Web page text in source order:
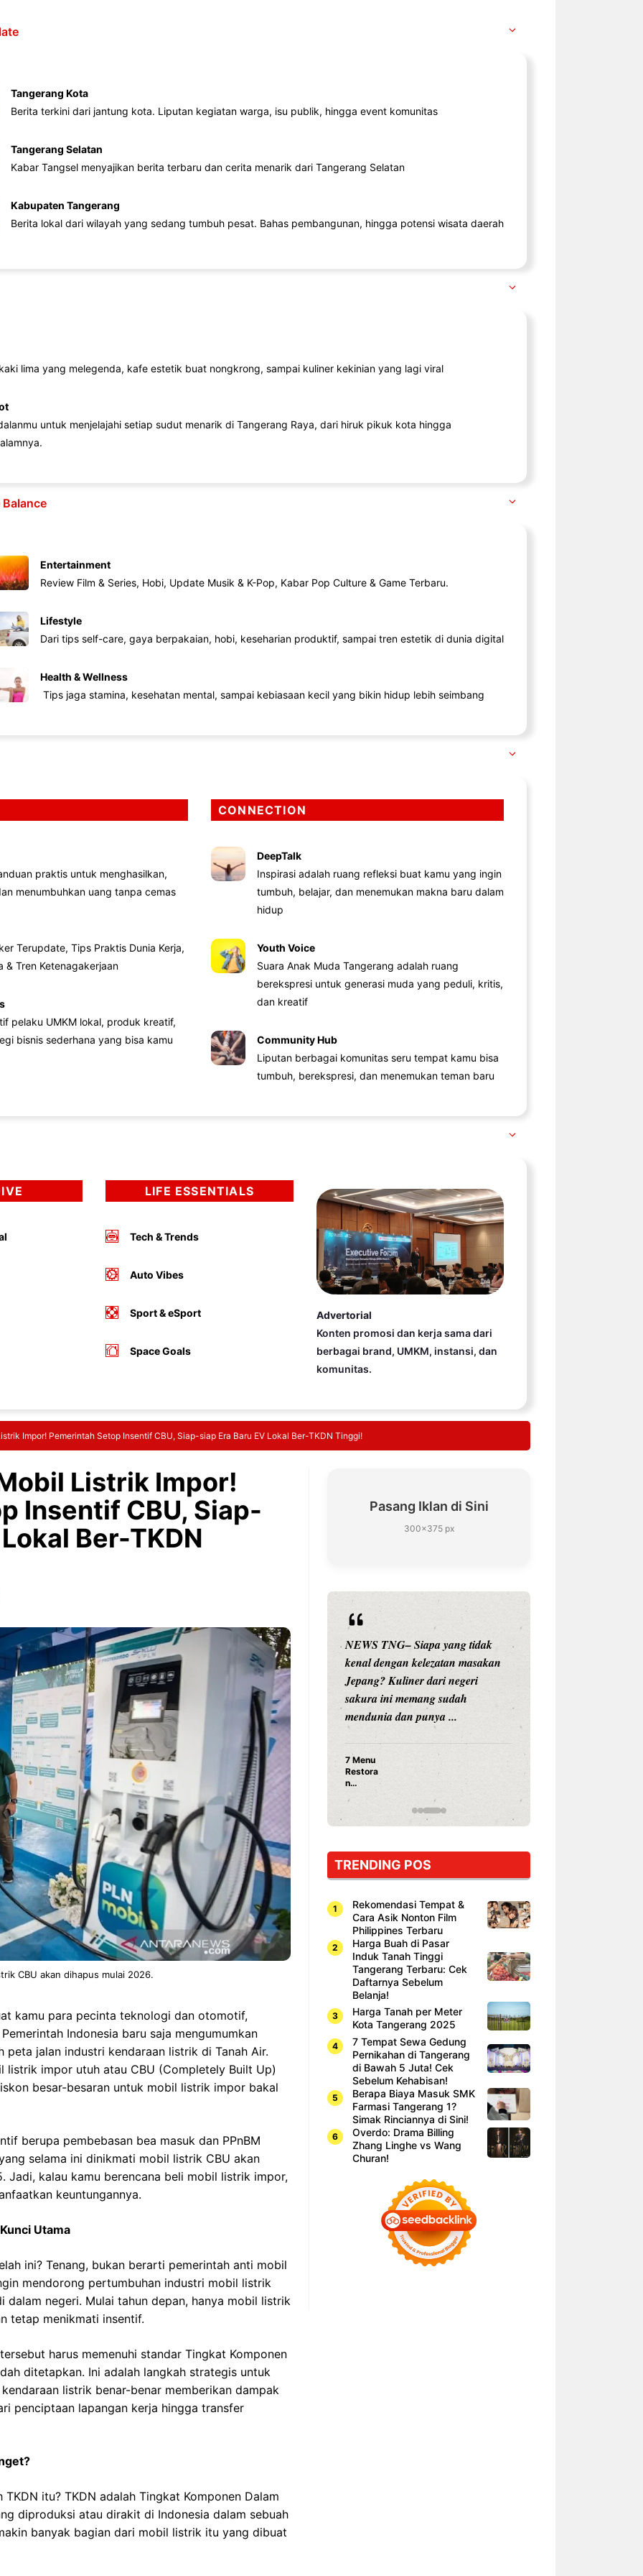
Tangerang Kota
Berita terkini dari jantung kota. Liputan kegiatan warga, isu publik, hingga event komunitas
Tangerang Selatan
Kabar Tangsel menyajikan berita terbaru dan cerita menarik dari Tangerang Selatan
Kabupaten Tangerang
Berita lokal dari wilayah yang sedang tumbuh pesat. Bahas pembangunan, hingga potensi wisata daerah
lima yang melegenda, kafe estetik buat nongkrong, sampai kuliner kekinian yang lagi viral
untuk menjelajahi setiap sudut menarik di Tangerang Raya, dari hiruk pikuk kota hingga
Balance
Entertainment
Review Film & Series, Hobi, Update Musik & K-Pop, Kabar Pop Culture & Game Terbaru.
Lifestyle
Dari tips self-care, gaya berpakaian, hobi, keseharian produktif, sampai tren estetik di dunia digital
Health & Wellness
Tips jaga stamina, kesehatan mental, sampai kebiasaan kecil yang bikin hidup lebih seimbang
praktis untuk menghasilkan,
menumbuhkan uang tanpa cemas
Terupdate, Tips Praktis Dunia Kerja,
& Tren Ketenagakerjaan
pelaku UMKM lokal, produk kreatif,
bisnis sederhana yang bisa kamu
CONNECTION
DeepTalk
Inspirasi adalah ruang refleksi buat kamu yang ingin
tumbuh, belajar, dan menemukan makna baru dalam
hidup
Youth Voice
Suara Anak Muda Tangerang adalah ruang
berekspresi untuk generasi muda yang peduli, kritis,
dan kreatif
Community Hub
Liputan berbagai komunitas seru tempat kamu bisa
tumbuh, berekspresi, dan menemukan teman baru
LIFE ESSENTIALS
Tech & Trends
Auto Vibes
Sport & eSport
Space Goals
Advertorial
Konten promosi dan kerja sama dari
berbagai brand, UMKM, instansi, dan
komunitas.
Impor! Pemerintah Setop Insentif CBU, Siap-siap Era Baru EV Lokal Ber-TKDN Tinggi!
Listrik Impor!
Insentif CBU, Siap-
Ber-TKDN
CBU akan dihapus mulai 2026.
kamu para pecinta teknologi dan otomotif,
Indonesia baru saja mengumumkan
peta jalan industri kendaraan listrik di Tanah Air.
listrik impor utuh atau CBU (Completely Built Up)
besar-besaran untuk mobil listrik impor bakal
berupa pembebasan bea masuk dan PPnBM
selama ini dinikmati mobil listrik CBU akan
Jadi, kalau kamu berencana beli mobil listrik impor,
keuntungannya.
Utama
ini? Tenang, bukan berarti pemerintah anti mobil
mendorong pertumbuhan industri mobil listrik
negeri. Mulai tahun depan, hanya mobil listrik
tetap menikmati insentif.
harus memenuhi standar Tingkat Komponen
ditetapkan. Ini adalah langkah strategis untuk
listrik benar-benar memberikan dampak
penciptaan lapangan kerja hingga transfer
itu? TKDN adalah Tingkat Komponen Dalam
diproduksi atau dirakit di Indonesia dalam sebuah
banyak bagian dari mobil listrik itu yang dibuat
Pasang Iklan di Sini
300×375 px
NEWS TNG– Pernah gak sih
kamu mulai ngerjain sesuatu cuma
buat iseng-iseng, eh ternyata malah
jadi peluang bisnis yang
menguntungkan? ...
Dari Iseng Jadi Cuan: Kisah
TUM_ATUL yang Ubah
Hampers Jadi Bisnis Kece
NEWS TNG– Siapa yang tidak
kenal dengan kelezatan masakan
Jepang? Kuliner dari negeri
sakura ini memang sudah
mendunia dan punya ...
7 Menu
Restora
n
Jepang
yang
Wajib
Dicoba,
Bukan
Cuma
Sushi!
NEWS TNG– Siapa sangka, dua
nama besar di dunia hiburan,
Nunung Srimulat dan Vicky
Prasetyo Buka Restoran
TRENDING POS
Rekomendasi Tempat &
Cara Asik Nonton Film
Philippines Terbaru
Harga Buah di Pasar
Induk Tanah Tinggi
Tangerang Terbaru: Cek
Daftarnya Sebelum
Belanja!
Harga Tanah per Meter
Kota Tangerang 2025
7 Tempat Sewa Gedung
Pernikahan di Tangerang
di Bawah 5 Juta! Cek
Sebelum Kehabisan!
Berapa Biaya Masuk SMK
Farmasi Tangerang 1?
Simak Rinciannya di Sini!
Overdo: Drama Billing
Zhang Linghe vs Wang
Churan!